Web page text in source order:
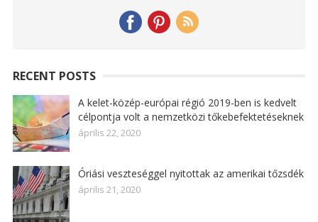
RECENT POSTS
A kelet-közép-európai régió 2019-ben is kedvelt
célpontja volt a nemzetközi tőkebefektetéseknek
április 22, 2020
Óriási veszteséggel nyitottak az amerikai tőzsdék
április 21, 2020